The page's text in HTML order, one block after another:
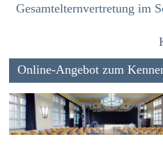
Gesamtelternvertretung im
Online-Angebot zum